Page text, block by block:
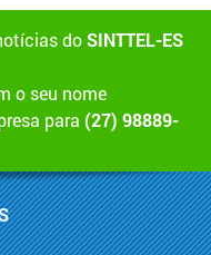
doSINTTEL-ES
o seu nome
para (27) 98889-